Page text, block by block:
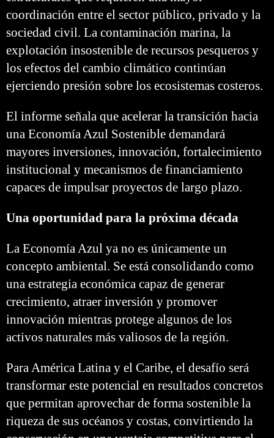
coordinación entre el sector público, privado y la
sociedad civil. La contaminación marina, la
explotación insostenible de recursos pesqueros y
los efectos del cambio climático continúan
ejerciendo presión sobre los ecosistemas costeros.
El informe señala que acelerar la transición hacia
una Economía Azul Sostenible demandará
mayores inversiones, innovación, fortalecimiento
institucional y mecanismos de financiamiento
capaces de impulsar proyectos de largo plazo.
Una oportunidad para la próxima década
La Economía Azul ya no es únicamente un
concepto ambiental. Se está consolidando como
una estrategia económica capaz de generar
crecimiento, atraer inversión y promover
innovación mientras protege algunos de los
activos naturales más valiosos de la región.
Para América Latina y el Caribe, el desafío será
transformar este potencial en resultados concretos
que permitan aprovechar de forma sostenible la
riqueza de sus océanos y costas, convirtiendo la